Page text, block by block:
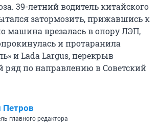
39-летний водитель китайского
затормозить, прижавшись к
машина врезалась в опору ЛЭП,
и протаранила
и Lada Largus, перекрыв
ряд по направлению в Советский
Петров
главного редактора